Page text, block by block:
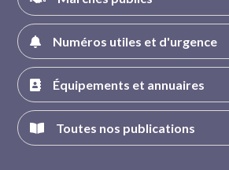
Numéros utiles et d'urgence
Équipements et annuaires
Toutes nos publications